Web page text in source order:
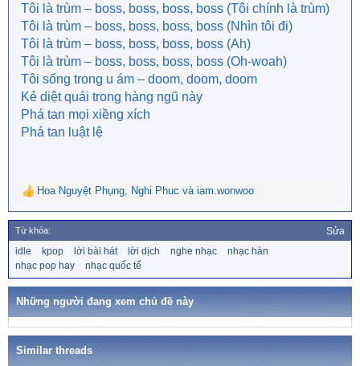
Tôi là trùm – boss, boss, boss, boss (Tôi chính là trùm)
Tôi là trùm – boss, boss, boss, boss (Nhìn tôi đi)
Tôi là trùm – boss, boss, boss, boss (Ah)
Tôi là trùm – boss, boss, boss, boss (Oh-woah)
Tôi sống trong u ám – doom, doom, doom
Kẻ diệt quái trong hàng ngũ này
Phá tan mọi xiềng xích
Phá tan luật lệ
R
e
a
c
t
i
n
:
Hoa Nguyệt Phụng Nghi Phuc và iam.wonwoo
Từ khóa: Sửa
h
idle kpop lời bài hát lời dịch nghe nhạc
nhạc hàn
nhạc pop hay
nhạc quốc tế
Những người đang xem chủ đề này
Similar threads